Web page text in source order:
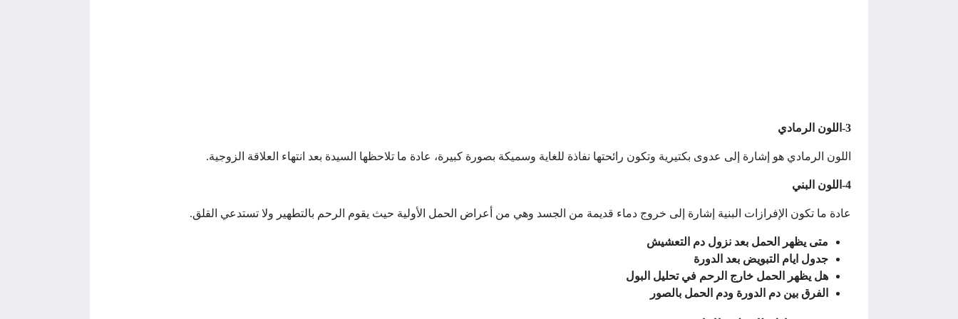
3-اللون الرمادي
اللون الرمادي هو إشارة إلى عدوى بكتيرية وتكون رائحتها نفاذة للغاية وسميكة بصورة كبيرة، عادة ما تلاحظها السيدة بعد انتهاء العلاقة الزوجية.
4-اللون البني
عادة ما تكون الإفرازات البنية إشارة إلى خروج دماء قديمة من الجسد وهي من أعراض الحمل الأولية حيث يقوم الرحم بالتطهير ولا تستدعي القلق.
متى يظهر الحمل بعد نزول دم التعشيش
جدول ايام التبويض بعد الدورة
هل يظهر الحمل خارج الرحم في تحليل البول
الفرق بين دم الدورة ودم الحمل بالصور